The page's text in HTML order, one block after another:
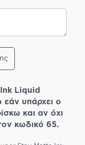
Liquid
υπάρχει ο
και αν όχι
κωδικό 65.